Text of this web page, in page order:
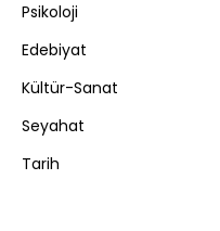
Psikoloji
Edebiyat
Kültür-Sanat
Seyahat
Tarih